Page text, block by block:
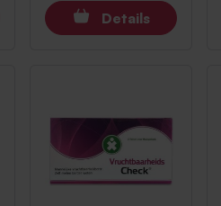
Details